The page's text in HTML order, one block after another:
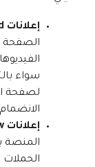
إعلانات In-Feed
الصفحة
سواء
لصفحة
إعلانات TopView:
المنصة
الحملات